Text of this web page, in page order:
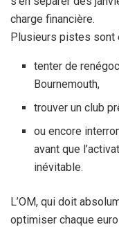
charge financière.
Plusieurs pistes sont
tenter de
Bournemouth,
trouver un club
ou encore
avant que
inévitable.
L’OM, qui doit
optimiser chaque